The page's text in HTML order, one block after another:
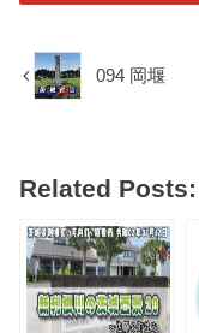
094 岡堰
Related Posts: